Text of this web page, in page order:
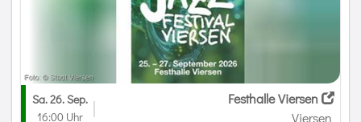
Sa. 26. Sep.
16:00 Uhr
Festhalle Viersen
Viersen